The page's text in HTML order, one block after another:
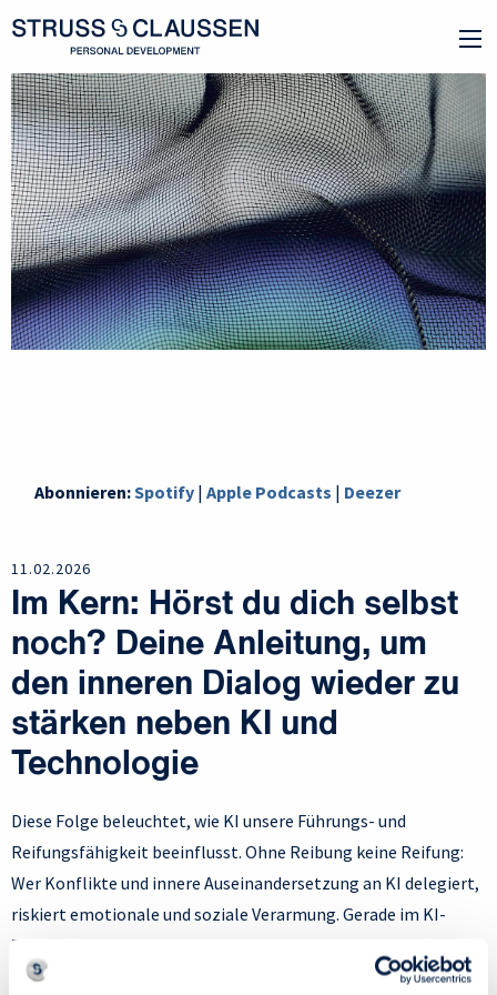
Abonnieren:Spotify |Apple Podcasts | Deezer
11.02.2026
Im Kern: Hörst du dich selbst
noch? Deine Anleitung, um
den inneren Dialog wieder zu
stärken neben KI und
Technologie
Diese Folge beleuchtet, wie KI unsere Führungs- und
Reifungsfähigkeit beeinflusst. Ohne Reibung keine Reifung:
Wer Konflikte und innere Auseinandersetzung an KI delegiert,
riskiert emotionale und soziale Verarmung. Gerade im KI-
Zeitalter werden menschliche Kompetenzen wie
Selbstführung und Konfliktfähigkeit entscheidend. Die Folge